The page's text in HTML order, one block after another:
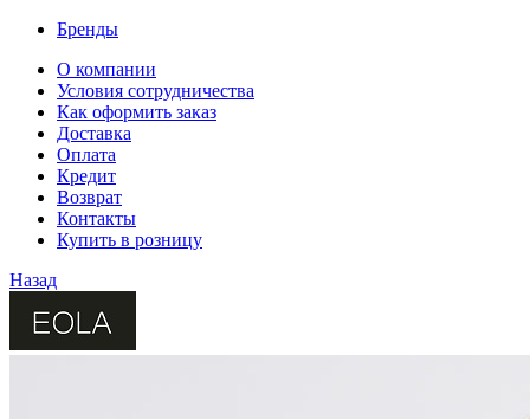
Бренды
О компании
Условия сотрудничества
Как оформить заказ
Доставка
Оплата
Кредит
Возврат
Контакты
Купить в розницу
Назад